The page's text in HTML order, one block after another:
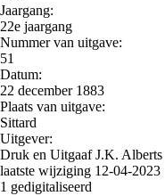
Jaargang:
22e jaargang
Nummer van uitgave:
51
Datum:
22 december 1883
Plaats van uitgave:
Sittard
Uitgever:
Druk en Uitgaaf J.K. Alberts
laatste wijziging 12-04-2023
1 gedigitaliseerd